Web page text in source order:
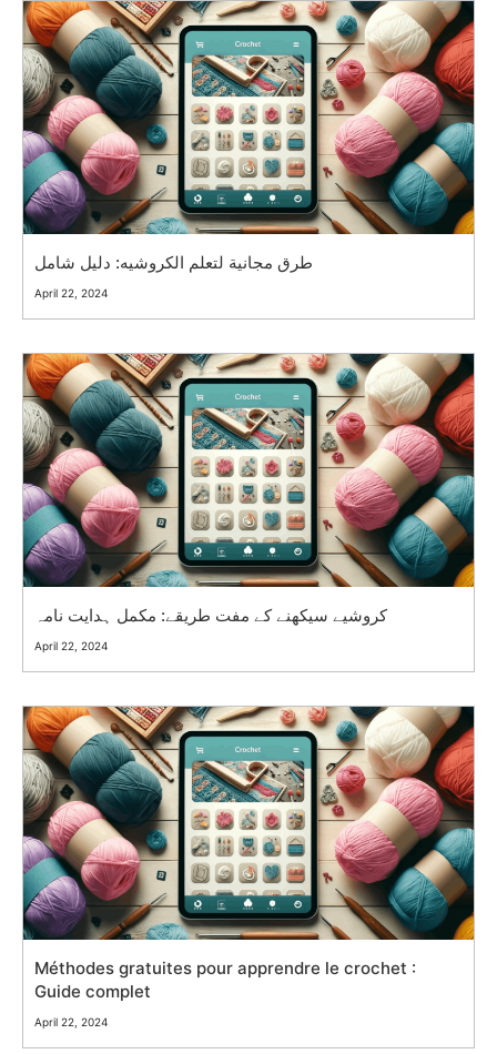
طرق مجانية لتعلم الكروشيه: دليل شامل
April 22, 2024
کروشیے سیکھنے کے مفت طریقے: مکمل ہدایت نامہ
April 22, 2024
Méthodes gratuites pour apprendre le crochet :
Guide complet
April 22, 2024